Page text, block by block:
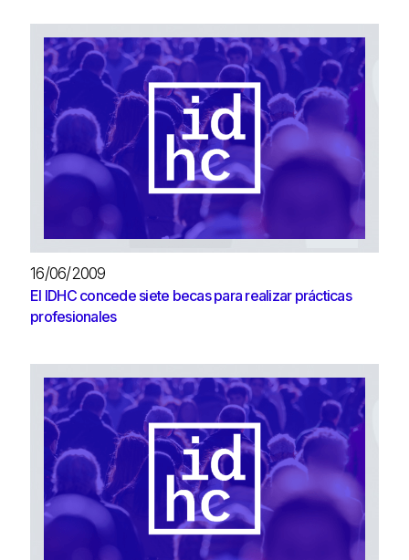
16/06/2009
El IDHC concede siete becas para realizar prácticas
profesionales